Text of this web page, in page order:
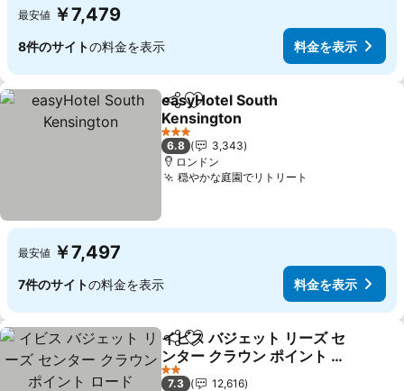
最安値 ￥7,479
8件のサイトの料金を表示 料金を表示
シェアお気に入りに追加
easyHotel South
Kensington
料金を表示
3 ホテルのランク
6.8
3,343
ロンドン
穏やかな庭園でリトリート
最安値 ￥7,497
7件のサイトの料金を表示 料金を表示
シェアお気に入りに追加
イビス バジェット リーズ セ
ンター クラウン ポイント ロ
ード
料金を表示
2 ホテルのランク
7.3
12,616